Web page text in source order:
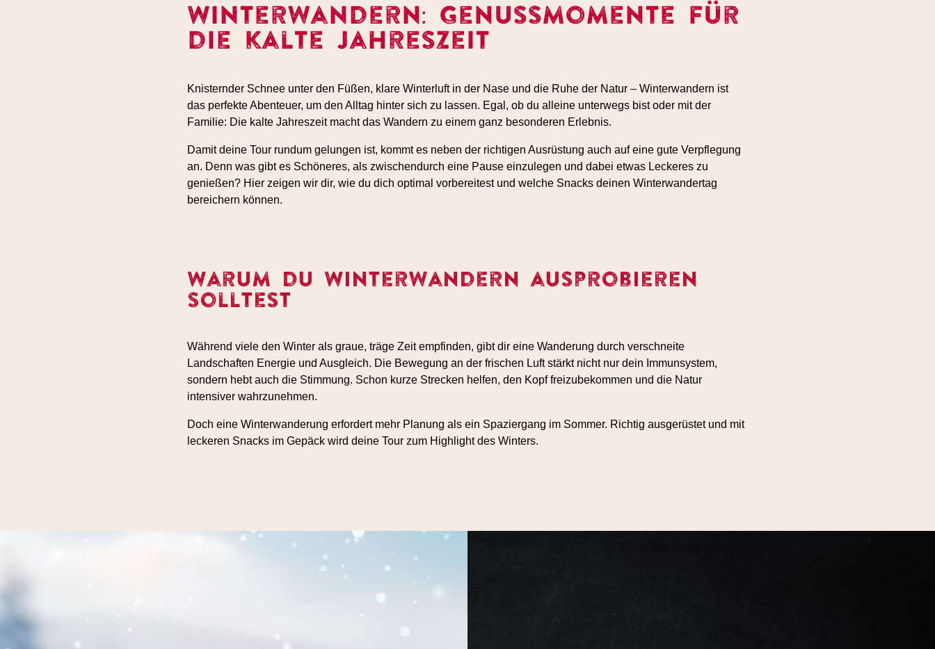
Winterwandern: Genussmomente für
die kalte Jahreszeit
Knisternder Schnee unter den Füßen, klare Winterluft in der Nase und die Ruhe der Natur – Winterwandern ist
das perfekte Abenteuer, um den Alltag hinter sich zu lassen. Egal, ob du alleine unterwegs bist oder mit der
Familie: Die kalte Jahreszeit macht das Wandern zu einem ganz besonderen Erlebnis.
Damit deine Tour rundum gelungen ist, kommt es neben der richtigen Ausrüstung auch auf eine gute Verpflegung
an. Denn was gibt es Schöneres, als zwischendurch eine Pause einzulegen und dabei etwas Leckeres zu
genießen? Hier zeigen wir dir, wie du dich optimal vorbereitest und welche Snacks deinen Winterwandertag
bereichern können.
Warum du Winterwandern ausprobieren
solltest
Während viele den Winter als graue, träge Zeit empfinden, gibt dir eine Wanderung durch verschneite
Landschaften Energie und Ausgleich. Die Bewegung an der frischen Luft stärkt nicht nur dein Immunsystem,
sondern hebt auch die Stimmung. Schon kurze Strecken helfen, den Kopf freizubekommen und die Natur
intensiver wahrzunehmen.
Doch eine Winterwanderung erfordert mehr Planung als ein Spaziergang im Sommer. Richtig ausgerüstet und mit
leckeren Snacks im Gepäck wird deine Tour zum Highlight des Winters.